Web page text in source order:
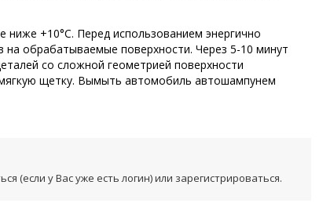
ниже +10°С. Перед использованием энергично
обрабатываемые поверхности. Через 5-10 минут
со сложной геометрией поверхности
щетку. Вымыть автомобиль автошампунем
(если у Вас уже есть логин) или зарегистрироваться.